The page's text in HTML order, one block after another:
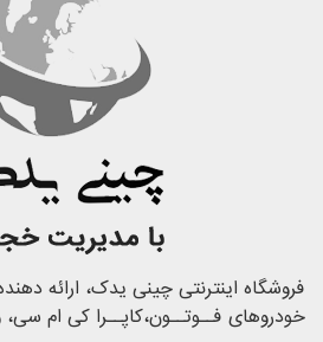
فروشگاه اینترنتی چینی یدک، ارائه
خودروهای فــوتــون،کاپــرا کی ام سی،